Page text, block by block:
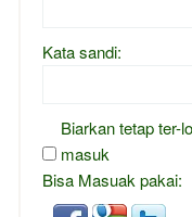
Kata sandi:
Biarkan tetap ter-
masuk
Bisa Masuak pakai: